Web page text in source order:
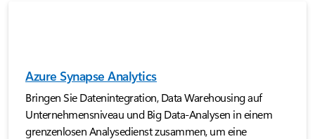
Azure Synapse Analytics
Bringen Sie Datenintegration, Data Warehousing auf
Unternehmensniveau und Big Data-Analysen in einem
grenzenlosen Analysedienst zusammen, um eine